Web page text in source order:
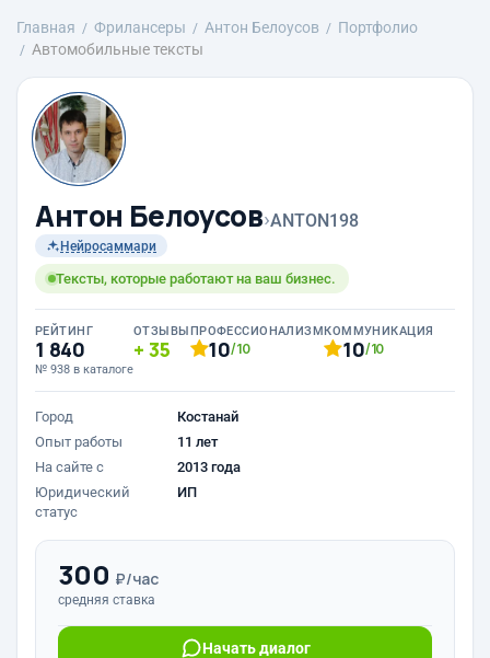
Главная Фрилансеры Антон Белоусов
Портфолио
Автомобильные тексты
Антон Белоусов›ANTON198
Нейросаммари
Тексты, которые работают на ваш бизнес.
РЕЙТИНГ
1 840
№ 938 в каталоге
ОТЗЫВЫ
35
ПРОФЕССИОНАЛИЗМ
10/10
КОММУНИКАЦИЯ
10/10
Город
Костанай
Опыт работы
11 лет
На сайте с
2013 года
Юридический
статус
ИП
300 ₽/час
средняя ставка
Начать диалог